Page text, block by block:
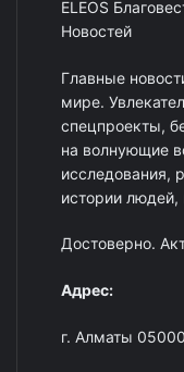
ELEOS
Новостей
Главные
мире.
спецпроекты,
на волнующие
исследования,
истории
Достоверно.
Адрес:
г. Алматы